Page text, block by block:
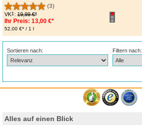
(3)
VK1 : 19,99 €*
Ihr Preis: 13,00 €*
52,00 €* / 1 l
Sortieren nach: Filtern nach:
Alles auf einen Blick